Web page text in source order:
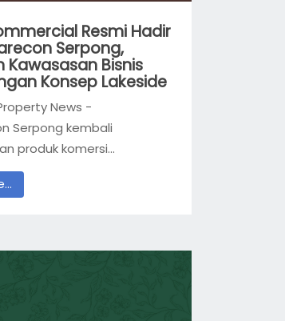
Resmi Hadir
Serpong,
Kawasasan Bisnis
Konsep Lakeside
News -
Serpong kembali
produk komersi...